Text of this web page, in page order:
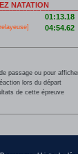
NATATION
01:13.18
04:54.62
passage ou pour
lors du départ
de cette épreuve